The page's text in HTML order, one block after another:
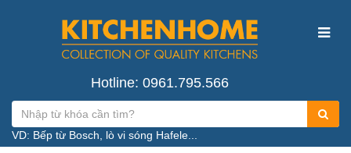
Hotline: 0961.795.566
VD: Bếp từ Bosch, lò vi sóng Hafele...